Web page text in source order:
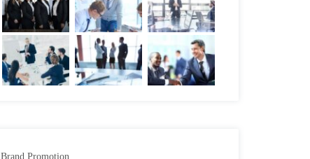
Brand Promotion